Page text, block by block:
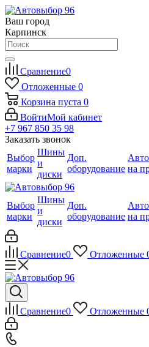
Ваш город
Карпинск
Сравнение0
Отложенные 0
Корзина пуста 0
ВойтиМой кабинет
+7 967 850 35 98
Заказать звонок
Выбор
марки
Шины
и
диски
Доп.
оборудование на
Выбор
марки
Шины
и
диски
Доп.
оборудование на
Сравнение0 Отложенные
Сравнение0 Отложенные